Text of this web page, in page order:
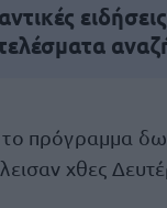
το πρόγραμμα
χθες